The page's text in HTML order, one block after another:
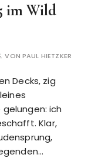
im Wild
VONPAUL HIETZKER
Decks, zig
ich
Klar,